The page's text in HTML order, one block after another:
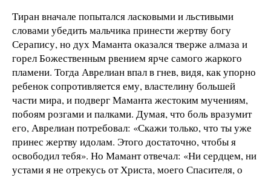
Тиран вначале попытался ласковыми и льстивыми
словами убедить мальчика принести жертву богу
Серапису, но дух Маманта оказался тверже алмаза и
горел Божественным рвением ярче самого жаркого
пламени. Тогда Аврелиан впал в гнев, видя, как упорно
ребенок сопротивляется ему, властелину большей
части мира, и подверг Маманта жестоким мучениям,
побоям розгами и палками. Думая, что боль вразумит
его, Аврелиан потребовал: «Скажи только, что ты уже
принес жертву идолам. Этого достаточно, чтобы я
освободил тебя». Но Мамант отвечал: «Ни сердцем, ни
устами я не отрекусь от Христа, моего Спасителя, о